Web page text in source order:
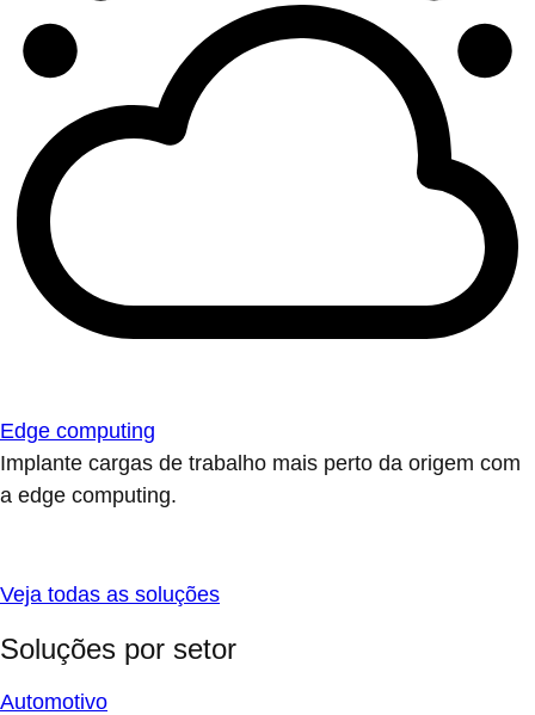
Edge computing
Implante cargas de trabalho mais perto da origem com
a edge computing.
Veja todas as soluções
Soluções por setor
Automotivo